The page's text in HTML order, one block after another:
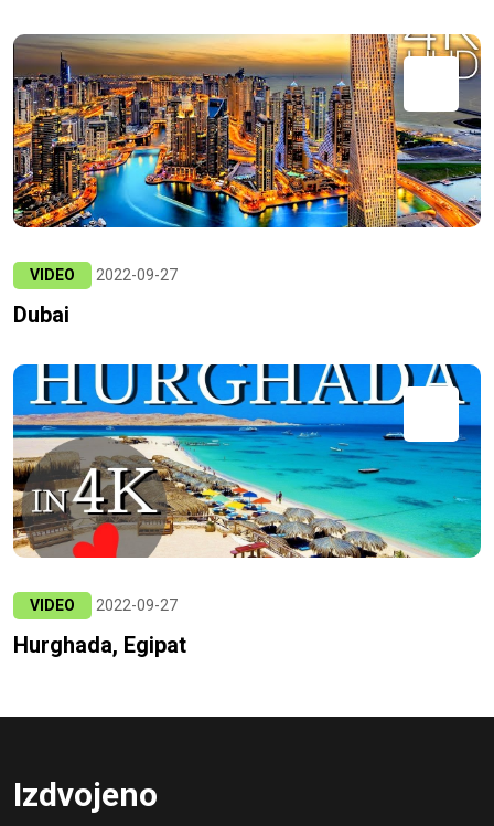
VIDEO 2022-09-27
Dubai
VIDEO 2022-09-27
Hurghada, Egipat
Izdvojeno